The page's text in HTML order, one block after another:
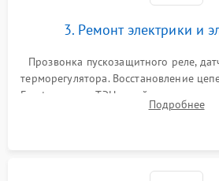
3. Ремонт электрики и
Прозвонка пускозащитного реле,
терморегулятора. Восстановление
Frost, включая ТЭН оттайки и
платы управления при сбоях
Подробнее